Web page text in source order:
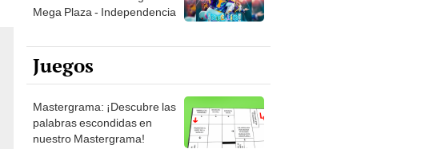
Juegos
Mastergrama: ¡Descubre las
palabras escondidas en
nuestro Mastergrama!